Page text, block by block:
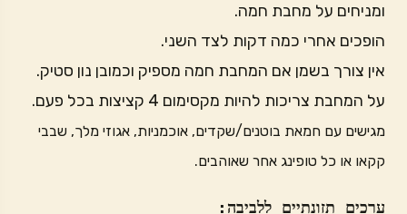
ומניחים על מחבת חמה.
הופכים אחרי כמה דקות לצד השני.
אין צורך בשמן אם המחבת חמה מספיק וכמובן נון סטיק.
על המחבת צריכות להיות מקסימום 4 קציצות בכל פעם.
מגישים עם חמאת בוטנים/שקדים, אוכמניות, אגוזי מלך, שבבי
קקאו או כל טופינג אחר שאוהבים.
ערכים תזונתיים ללביבה: